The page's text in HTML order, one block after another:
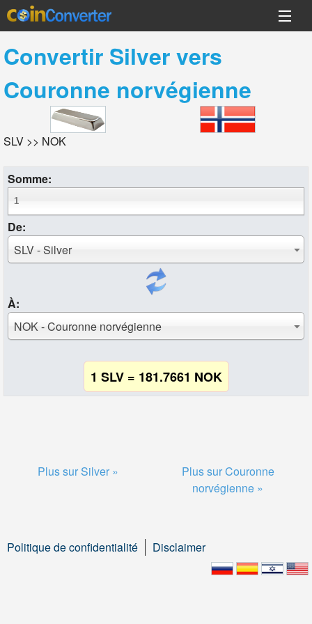
Convertir Silververs
Couronne norvégienne
SLV >> NOK
Somme:
De:
SLV - Silver
À:
NOK - Couronne norvégienne
1 SLV = 181.7661 NOK
Plus sur Silver »
Plus sur Couronne
norvégienne »
Politique de confidentialité Disclaimer